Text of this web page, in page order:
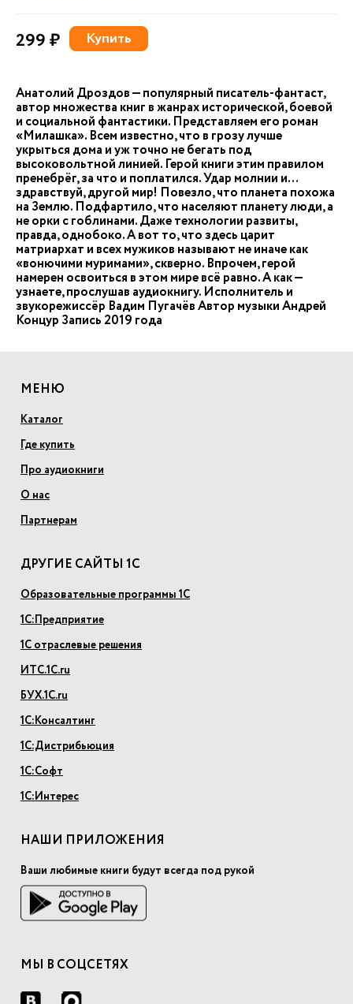
299 ₽ Купить
Анатолий Дроздов — популярный писатель-фантаст,
автор множества книг в жанрах исторической, боевой
и социальной фантастики. Представляем его роман
«Милашка». Всем известно, что в грозу лучше
укрыться дома и уж точно не бегать под
высоковольтной линией. Герой книги этим правилом
пренебрёг, за что и поплатился. Удар молнии и…
здравствуй, другой мир! Повезло, что планета похожа
на Землю. Подфартило, что населяют планету люди, а
не орки с гоблинами. Даже технологии развиты,
правда, однобоко. А вот то, что здесь царит
матриархат и всех мужиков называют не иначе как
«вонючими муримами», скверно. Впрочем, герой
намерен освоиться в этом мире всё равно. А как —
узнаете, прослушав аудиокнигу. Исполнитель и
звукорежиссёр Вадим Пугачёв Автор музыки Андрей
Концур Запись 2019 года
МЕНЮ
Каталог
Где купить
Про аудиокниги
О нас
Партнерам
ДРУГИЕ САЙТЫ 1С
Образовательные программы 1С
1С:Предприятие
1С отраслевые решения
ИТС.1С.ru
БУХ.1С.ru
1С:Консалтинг
1С:Дистрибьюция
1С:Софт
1С:Интерес
НАШИ ПРИЛОЖЕНИЯ
Ваши любимые книги будут всегда под рукой
МЫ В СОЦСЕТЯХ